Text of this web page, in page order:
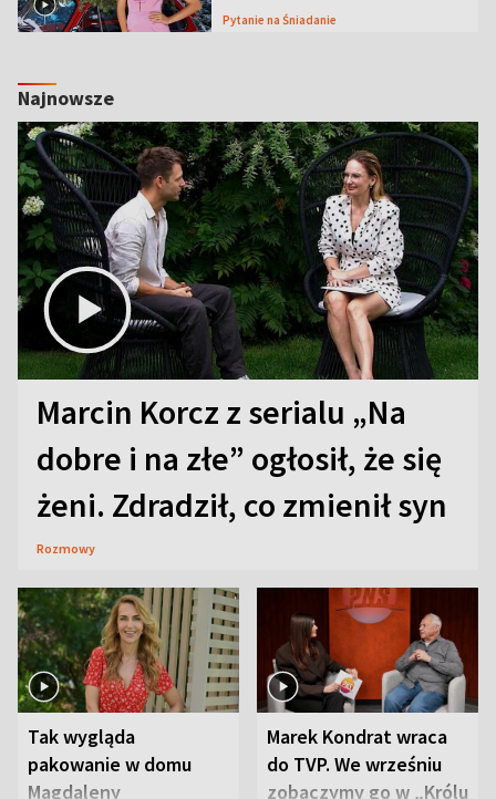
Pytanie na Śniadanie
Najnowsze
Marcin Korcz z serialu „Na
dobre i na złe” ogłosił, że się
żeni. Zdradził, co zmienił syn
Rozmowy
Tak wygląda
pakowanie w domu
Magdaleny
Marek Kondrat wraca
do TVP. We wrześniu
zobaczymy go w „Królu